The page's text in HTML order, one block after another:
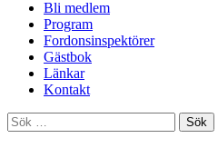
Bli medlem
Program
Fordonsinspektörer
Gästbok
Länkar
Kontakt
Sök
efter: